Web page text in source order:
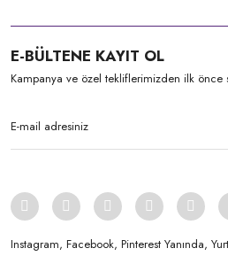
E-BÜLTENE KAYIT OL
Kampanya ve özel tekliflerimizden ilk önce
Instagram, Facebook, Pinterest Yanında,